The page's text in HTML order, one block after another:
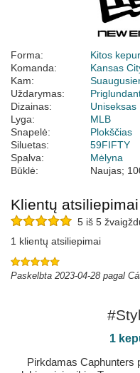
Forma:
Kitos
Komanda:
Kansas
Kam:
Uždarymas:
Dizainas:
Uniseksas
Lyga:
MLB
Snapelė:
Plokščias
Siluetas:
59FIFTY
Spalva:
Mėlyna
Būklė:
Naujas;
Klientų atsiliepimai
5 iš 5
1 klientų atsiliepimai
Paskelbta 2023-04-28 pagal
1
Pirkdamas Caphunters